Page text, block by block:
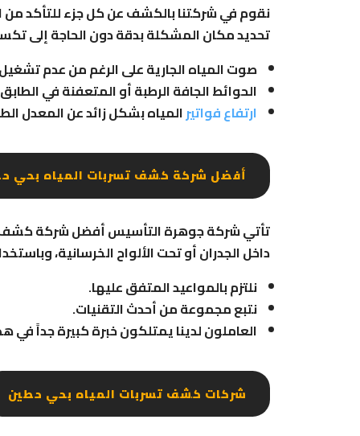
نقوم في شركتنا بالكشف عن كل جزء للتأكد
تحديد مكان المشكلة بدقة دون الحاجة إلى
صوت المياه الجارية على الرغم من عدم
الحوائط الجافة الرطبة أو المتعفنة في
ارتفاع فواتيرالمياه بشكل زائد عن المعدل
أفضل شركة كشف تسربات المياه بحي
تأتي شركة جوهرة التأسيس أفضل شركة كشف
داخل الجدران أو تحت الألواح الخرسانية،
نلتزم بالمواعيد المتفق عليها.
نتبع مجموعة من أحدث التقنيات.
العاملون لدينا يمتلكون خبرة كبيرة جداً في
شركات كشف تسربات المياه بحي حطين